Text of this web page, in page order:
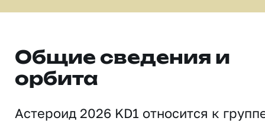
Общие сведения и
орбита
Астероид 2026 KD1 относится к